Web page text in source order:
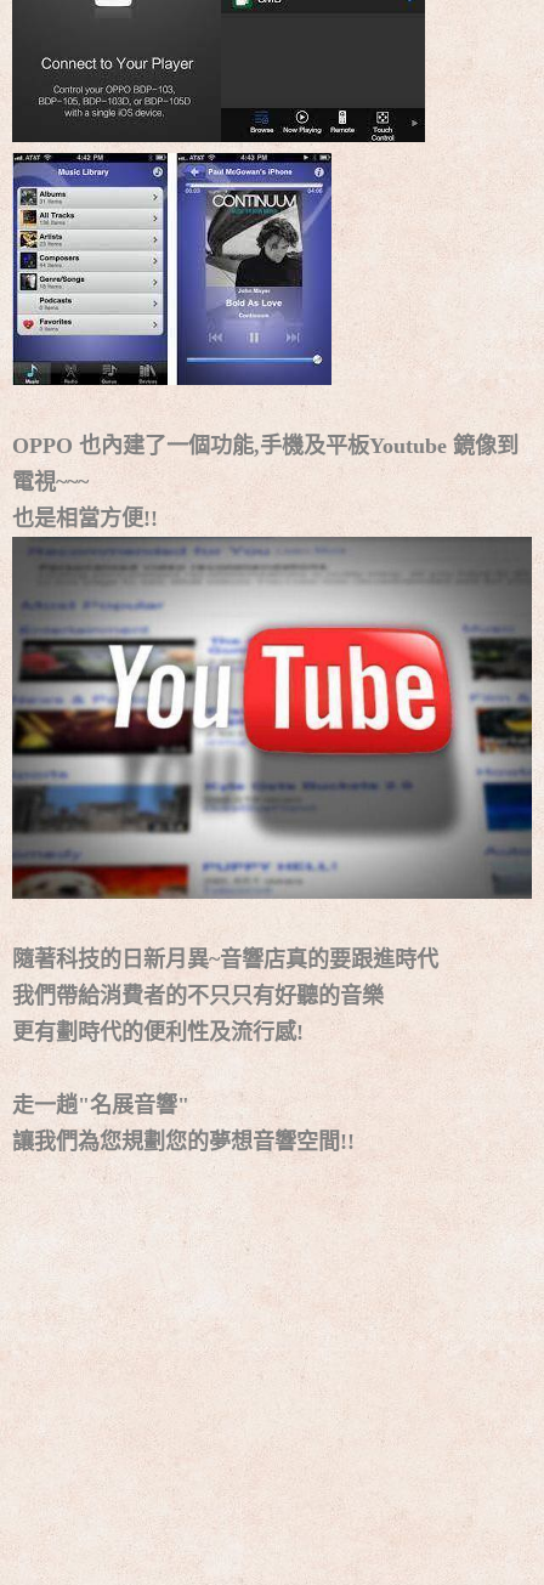
OPPO 也內建了一個功能,手機及平板Youtube 鏡像到
電視~~~
也是相當方便!!
隨著科技的日新月異~音響店真的要跟進時代
我們帶給消費者的不只只有好聽的音樂
更有劃時代的便利性及流行感!
走一趟"名展音響"
讓我們為您規劃您的夢想音響空間!!